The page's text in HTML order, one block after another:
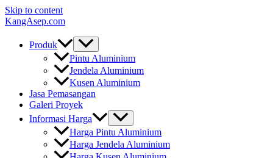
Skip to content
KangAsep.com
Produk
Pintu Aluminium
Jendela Aluminium
Kusen Aluminium
Jasa Pemasangan
Galeri Proyek
Informasi Harga
Harga Pintu Aluminium
Harga Jendela Aluminium